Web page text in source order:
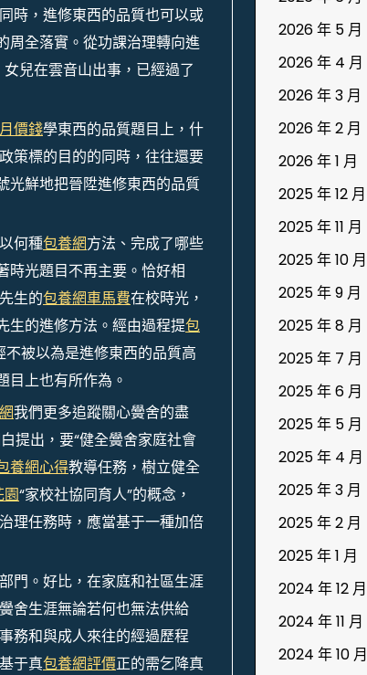
時，進修東西的品質也可以或
周全落實。從功課治理轉向進
兒在雲音山出事，已經過了
價錢學東西的品質題目上，什
策標的目的的同時，往往還要
光鮮地把晉陞進修東西的品質
何種包養網方法、完成了哪些
時光題目不再主要。恰好相
生的包養網車馬費在校時光，
生的進修方法。經由過程提包
不被以為是進修東西的品質高
目上也有所作為。
我們更多追蹤關心黌舍的盡
提出，要“健全黌舍家庭社會
養網心得教導任務，樹立健全
園“家校社協同育人”的概念，
理任務時，應當基于一種加倍
門。好比，在家庭和社區生涯
舍生涯無論若何也無法供給
務和與成人來往的經過歷程
于真包養網評價正的需乞降真
2026 年 5 月
2026 年 4 月
2026 年 3 月
2026 年 2 月
2026 年 1 月
2025 年 12 月
2025 年 11 月
2025 年 10 月
2025 年 9 月
2025 年 8 月
2025 年 7 月
2025 年 6 月
2025 年 5 月
2025 年 4 月
2025 年 3 月
2025 年 2 月
2025 年 1 月
2024 年 12 月
2024 年 11 月
2024 年 10 月